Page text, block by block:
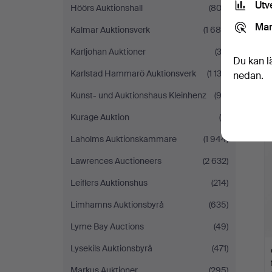
Höörs Auktionshall
(802)
Kalmar Auktionsverk
(1 680)
Karljohan Auktioner
(32)
Karlstad Hammarö Auktionsverk
(1 133)
Kunst- und Auktionshaus Kleinhenz
(92)
Kurage Auktion
(5)
Laholms Auktionskammare
(1 944)
Lawrences Auctioneers
(2 632)
Leiflers Auktionshus
(214)
Limhamns Auktionsbyrå
(635)
Lyme Bay Auctions
(49)
Lysekils Auktionsbyrå
(471)
Du kan
nedan.